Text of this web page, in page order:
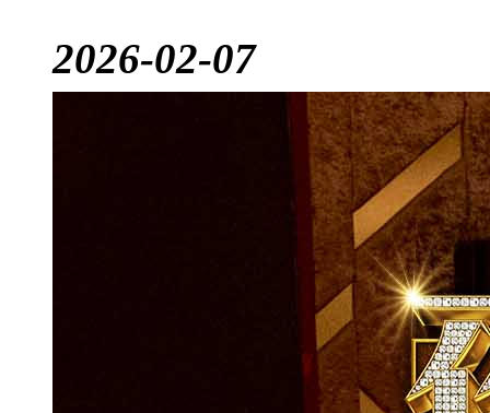
2026-02-07